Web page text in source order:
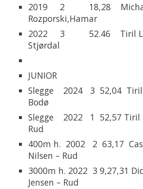
2019 2 18,28
Rozporski,Hamar
2022 3 52.46 Tiril
Stjørdal
JUNIOR
Slegge 2024 3 52,04 Tiril
Bodø
Slegge 2022 1 52,57 Tiril
Rud
400m h. 2002 2 63,17
Nilsen – Rud
3000m h. 2022 3 9,27,31
Jensen – Rud